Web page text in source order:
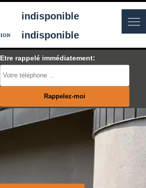
indisponible
indisponible
Etre rappelé immédiatement: